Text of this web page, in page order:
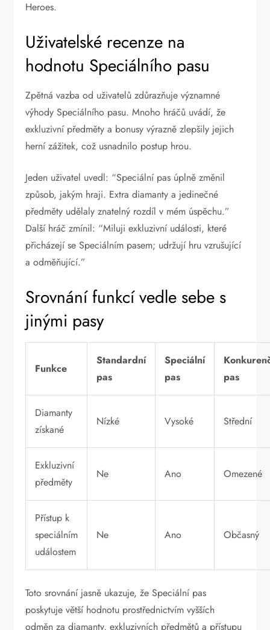
Heroes.
Uživatelské recenze na
hodnotu Speciálního pasu
Zpětná vazba od uživatelů zdůrazňuje významné
výhody Speciálního pasu. Mnoho hráčů uvádí, že
exkluzivní předměty a bonusy výrazně zlepšily jejich
herní zážitek, což usnadnilo postup hrou.
Jeden uživatel uvedl: “Speciální pas úplně změnil
způsob, jakým hraji. Extra diamanty a jedinečné
předměty udělaly znatelný rozdíl v mém úspěchu.”
Další hráč zmínil: “Miluji exkluzivní události, které
přicházejí se Speciálním pasem; udržují hru vzrušující
a odměňující.”
Srovnání funkcí vedle sebe s
jinými pasy
Funkce
Standardní
pas
Speciální
pas
pas
Diamanty
získané
Nízké Vysoké Střední
Exkluzivní
předměty
Ne Ano Omezené
Přístup k
speciálním
událostem
Ne Ano Občasný
Toto srovnání jasně ukazuje, že Speciální pas
poskytuje větší hodnotu prostřednictvím vyšších
odměn za diamanty, exkluzivních předmětů a přístupu